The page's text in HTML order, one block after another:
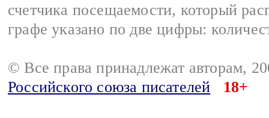
счетчика посещаемости, который
графе указано по две цифры:
© Все права принадлежат авторам,
Российского союза писателей
18+